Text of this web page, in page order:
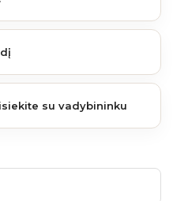
su vadybininku